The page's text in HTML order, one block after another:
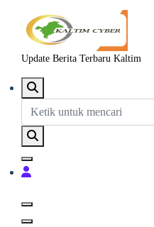
Update Berita Terbaru Kaltim